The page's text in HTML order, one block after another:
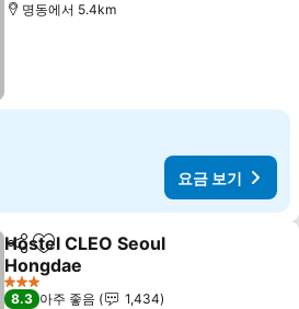
명동에서 5.4km
요금 보기
공유 즐겨찾기에 추가
Hostel CLEO Seoul
Hongdae
요금 보기
3 성급
8.3 아주 좋음
1,434